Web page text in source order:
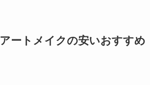
ートメイクの安いおすすめ